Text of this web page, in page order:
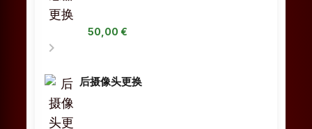
50,00 €
chevron_right
后摄像头更换